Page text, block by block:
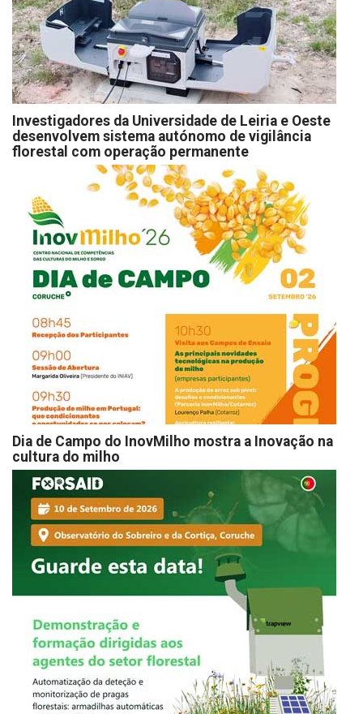
Investigadores da Universidade de Leiria e Oeste
desenvolvem sistema autónomo de vigilância
florestal com operação permanente
Dia de Campo do InovMilho mostra a Inovação na
cultura do milho